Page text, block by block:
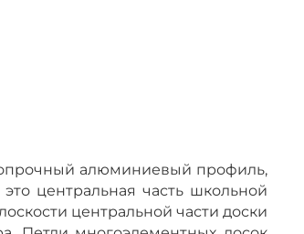
алюминиевый профиль,
центральная часть школьной
центральной части доски